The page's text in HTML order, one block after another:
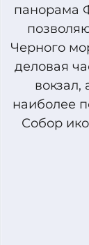
панорама
Черного
деловая
вокзал,
наиболее
Собор